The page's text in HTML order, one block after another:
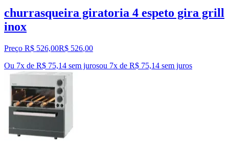
churrasqueira giratoria 4 espeto gira grill
inox
Preço R$ 526,00R$ 526,00
Ou 7x de R$ 75,14 sem jurosou 7x de R$ 75,14 sem juros